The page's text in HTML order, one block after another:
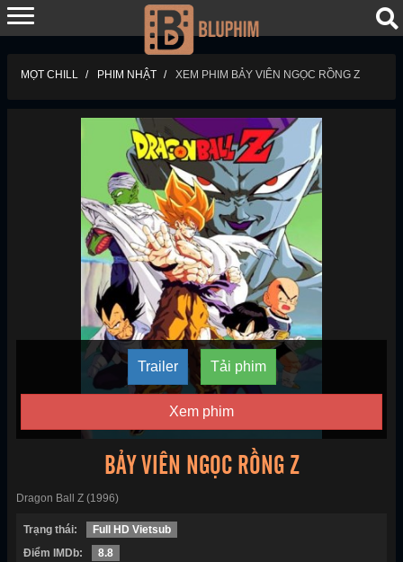
MỌT CHILL PHIM NHẬT XEM PHIM BẢY VIÊN NGỌC RỒNG Z
Trailer Tải phim
Xem phim
BẢY VIÊN NGỌC RỒNG Z
Dragon Ball Z (1996)
Trạng thái:
Full HD Vietsub
Điểm IMDb:
8.8